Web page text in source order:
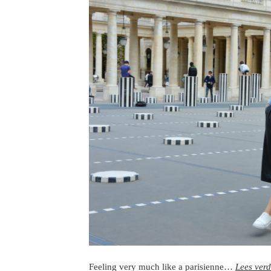
Feeling very much like a parisienne… Lees